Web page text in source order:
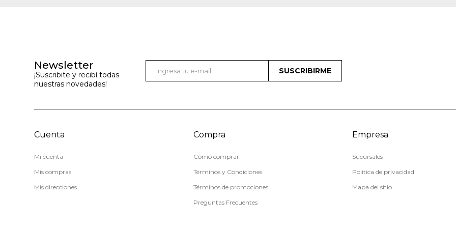
Newsletter
¡Suscribite y recibí todas
nuestras novedades!
SUSCRIBIRME
Cuenta
Mi cuenta
Mis compras
Mis direcciones
Compra
Cómo comprar
Términos y Condiciones
Términos de promociones
Preguntas Frecuentes
Empresa
Sucursales
Política de privacidad
Mapa del sitio